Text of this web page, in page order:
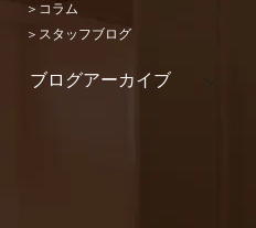
＞コラム
＞スタッフブログ
ブログアーカイブ